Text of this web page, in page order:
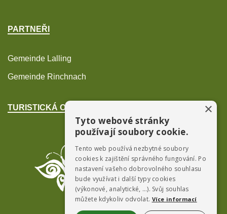
PARTNEŘI
Gemeinde Lalling
Gemeinde Rinchnach
TURISTICKÁ OBLAST POŠUMAVÍ ×
Tyto webové stránky
používají soubory cookie.
Tento web používá nezbytné soubory
cookies k zajištění správného fungování. Po
nastavení vašeho dobrovolného souhlasu
bude využívat i další typy cookies
(výkonové, analytické, …). Svůj souhlas
můžete kdykoliv odvolat. Více informací